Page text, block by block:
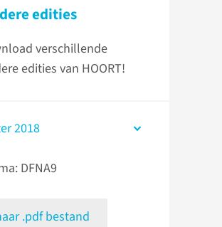
edities
verschillende
edities van HOORT!
2018
DFNA9
.pdf bestand